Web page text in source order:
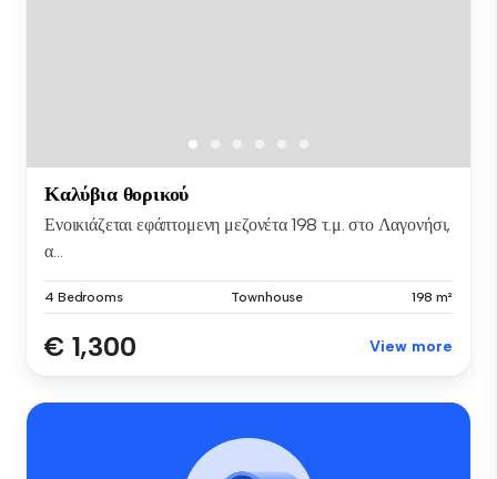
Καλύβια θορικού
Ενοικιάζεται εφάπτομενη μεζονέτα 198 τ.μ. στο Λαγονήσι,
α...
4 Bedrooms Townhouse 198 m²
€ 1,300 View more